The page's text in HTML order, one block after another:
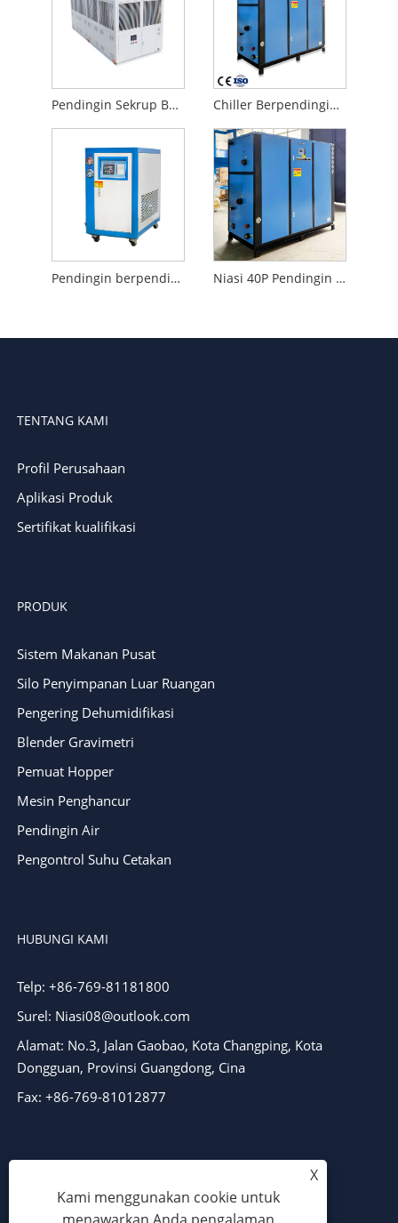
Pendingin Sekrup Berpendingin Udara Chiller Berpendingin Air Berkapasitas Pendinginan Tinggi
Pendingin berpendingin air dengan Kontrol Suhu Cerdas Niasi 40P Pendingin Berpendingin Air Kontrol Suhu Efisiensi Tinggi
TENTANG KAMI
Profil Perusahaan
Aplikasi Produk
Sertifikat kualifikasi
PRODUK
Sistem Makanan Pusat
Silo Penyimpanan Luar Ruangan
Pengering Dehumidifikasi
Blender Gravimetri
Pemuat Hopper
Mesin Penghancur
Pendingin Air
Pengontrol Suhu Cetakan
HUBUNGI KAMI
Telp: +86-769-81181800
Surel: Niasi08@outlook.com
Alamat: No.3, Jalan Gaobao, Kota Changping, Kota
Dongguan, Provinsi Guangdong, Cina
Fax: +86-769-81012877
X
Kami menggunakan cookie untuk